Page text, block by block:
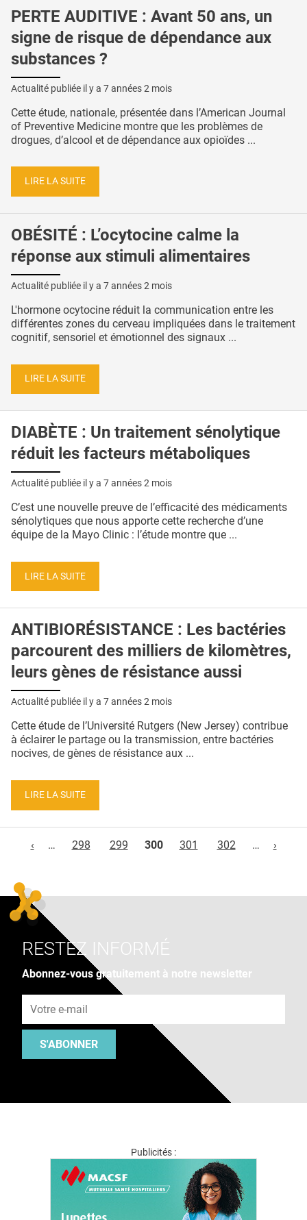
PERTE AUDITIVE : Avant 50 ans, un
signe de risque de dépendance aux
substances ?
Actualité publiée il y a 7 années 2 mois
Cette étude, nationale, présentée dans l’American Journal
of Preventive Medicine montre que les problèmes de
drogues, d’alcool et de dépendance aux opioïdes ...
LIRE LA SUITE
OBÉSITÉ : L’ocytocine calme la
réponse aux stimuli alimentaires
Actualité publiée il y a 7 années 2 mois
L'hormone ocytocine réduit la communication entre les
différentes zones du cerveau impliquées dans le traitement
cognitif, sensoriel et émotionnel des signaux ...
LIRE LA SUITE
DIABÈTE : Un traitement sénolytique
réduit les facteurs métaboliques
Actualité publiée il y a 7 années 2 mois
C’est une nouvelle preuve de l’efficacité des médicaments
sénolytiques que nous apporte cette recherche d’une
équipe de la Mayo Clinic : l’étude montre que ...
LIRE LA SUITE
ANTIBIORÉSISTANCE : Les bactéries
parcourent des milliers de kilomètres,
leurs gènes de résistance aussi
Actualité publiée il y a 7 années 2 mois
Cette étude de l’Université Rutgers (New Jersey) contribue
à éclairer le partage ou la transmission, entre bactéries
nocives, de gènes de résistance aux ...
LIRE LA SUITE
‹
… 298 299 300 301 302 … ›
RESTEZ INFORMÉ
Abonnez-vous gratuitement à notre newsletter
S'ABONNER
Publicités :